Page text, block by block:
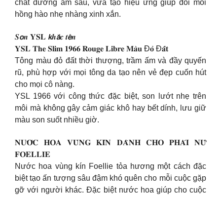
chất dưỡng ẩm sâu, vừa tạo hiệu ứng giúp đôi môi
hồng hào nhẹ nhàng xinh xắn.
𝑺𝙤𝒏 𝐘𝐒𝐋 𝙠𝒉𝙖̆́𝒄 𝒕𝙚̂𝒏
𝐘𝐒𝐋 𝐓𝐡𝐞 𝐒𝐥𝐢𝐦 𝟏𝟗𝟔𝟔 𝐑𝐨𝐮𝐠𝐞 𝐋𝐢𝐛𝐫𝐞 𝐌𝐚̀𝐮 Đ𝐨̉ Đ𝐚̂́𝐭
Tông màu đỏ đất thời thượng, trầm ấm và đầy quyến
rũ, phù hợp với mọi tông da tạo nên vẻ đẹp cuốn hút
cho mọi cô nàng.
YSL 1966 với công thức đặc biệt, son lướt nhẹ trên
môi mà không gây cảm giác khô hay bết dính, lưu giữ
màu son suốt nhiều giờ.
𝐍𝐔̛𝐎̛́𝐂 𝐇𝐎𝐀 𝐕𝐔̀𝐍𝐆 𝐊𝐈́𝐍 𝐃𝐀̀𝐍𝐇 𝐂𝐇𝐎 𝐏𝐇𝐀́𝐈 𝐍𝐔̛̃
𝐅𝐎𝐄𝐋𝐋𝐈𝐄
Nước hoa vùng kín Foellie tỏa hương một cách đặc
biệt tạo ấn tượng sâu đậm khó quên cho mỗi cuộc gặp
gỡ với người khác. Đặc biệt nước hoa giúp cho cuộc